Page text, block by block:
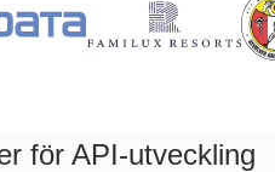
för API-utveckling